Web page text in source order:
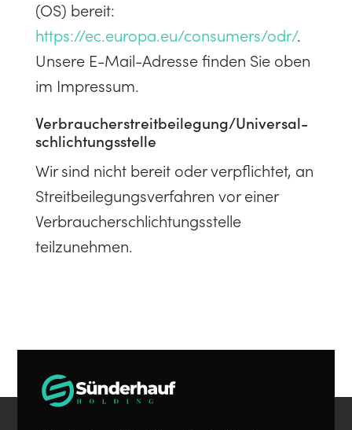
(OS) bereit:
https://ec.europa.eu/consumers/odr/.
Unsere E-Mail-Adresse finden Sie oben
im Impressum.
Verbraucher­streit­beilegung/Universal­
schlichtungs­stelle
Wir sind nicht bereit oder verpflichtet, an
Streitbeilegungsverfahren vor einer
Verbraucherschlichtungsstelle
teilzunehmen.